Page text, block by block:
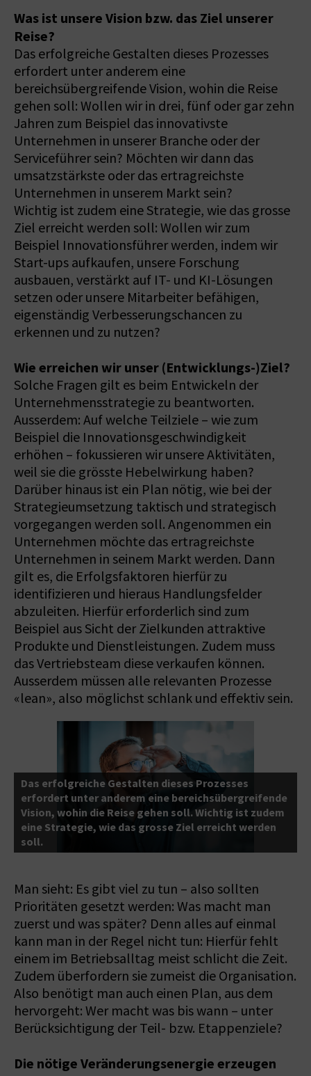
Was ist unsere Vision bzw. das Ziel unserer
Reise?
Das erfolgreiche Gestalten dieses Prozesses
erfordert unter anderem eine
bereichsübergreifende Vision, wohin die Reise
gehen soll: Wollen wir in drei, fünf oder gar zehn
Jahren zum Beispiel das innovativste
Unternehmen in unserer Branche oder der
Serviceführer sein? Möchten wir dann das
umsatzstärkste oder das ertragreichste
Unternehmen in unserem Markt sein?
Wichtig ist zudem eine Strategie, wie das grosse
Ziel erreicht werden soll: Wollen wir zum
Beispiel Innovationsführer werden, indem wir
Start-ups aufkaufen, unsere Forschung
ausbauen, verstärkt auf IT- und KI-Lösungen
setzen oder unsere Mitarbeiter befähigen,
eigenständig Verbesserungschancen zu
erkennen und zu nutzen?
Wie erreichen wir unser (Entwicklungs-)Ziel?
Solche Fragen gilt es beim Entwickeln der
Unternehmensstrategie zu beantworten.
Ausserdem: Auf welche Teilziele – wie zum
Beispiel die Innovationsgeschwindigkeit
erhöhen – fokussieren wir unsere Aktivitäten,
weil sie die grösste Hebelwirkung haben?
Darüber hinaus ist ein Plan nötig, wie bei der
Strategieumsetzung taktisch und strategisch
vorgegangen werden soll. Angenommen ein
Unternehmen möchte das ertragreichste
Unternehmen in seinem Markt werden. Dann
gilt es, die Erfolgsfaktoren hierfür zu
identifizieren und hieraus Handlungsfelder
abzuleiten. Hierfür erforderlich sind zum
Beispiel aus Sicht der Zielkunden attraktive
Produkte und Dienstleistungen. Zudem muss
das Vertriebsteam diese verkaufen können.
Ausserdem müssen alle relevanten Prozesse
«lean», also möglichst schlank und effektiv sein.
Das erfolgreiche Gestalten dieses Prozesses
erfordert unter anderem eine bereichsübergreifende
Vision, wohin die Reise gehen soll. Wichtig ist zudem
eine Strategie, wie das grosse Ziel erreicht werden
soll.
Man sieht: Es gibt viel zu tun – also sollten
Prioritäten gesetzt werden: Was macht man
zuerst und was später? Denn alles auf einmal
kann man in der Regel nicht tun: Hierfür fehlt
einem im Betriebsalltag meist schlicht die Zeit.
Zudem überfordern sie zumeist die Organisation.
Also benötigt man auch einen Plan, aus dem
hervorgeht: Wer macht was bis wann – unter
Berücksichtigung der Teil- bzw. Etappenziele?
Die nötige Veränderungsenergie erzeugen